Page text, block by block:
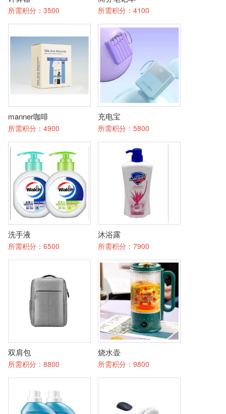
所需积分： 3500 所需积分： 4100
manner咖啡
所需积分： 4900
充电宝
所需积分： 5800
洗手液
所需积分： 6500
沐浴露
所需积分： 7900
双肩包
所需积分： 8800
烧水壶
所需积分： 9800